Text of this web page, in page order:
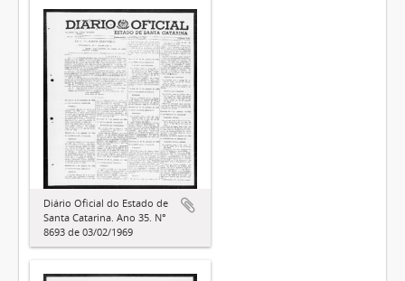
Diário Oficial do Estado de
Santa Catarina. Ano 35. N°
8693 de 03/02/1969